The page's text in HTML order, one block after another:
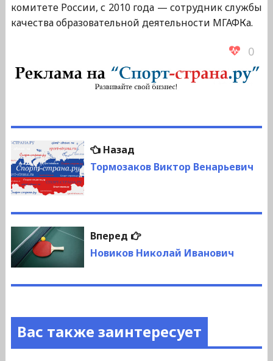
комитете России, с 2010 года — сотрудник службы
качества образовательной деятельности МГАФКа.
0
Навигация
по
записям
НазадПредыдущая
запись:
Тормозаков Виктор Венарьевич
Вперед
Следующая
запись:
Новиков Николай Иванович
Вас также заинтересует